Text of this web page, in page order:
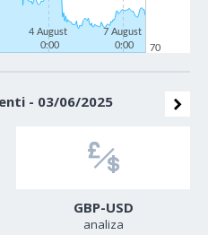
4 August
0:00
7 August
0:00
70
- 03/06/2025
GBP-USD
analiza